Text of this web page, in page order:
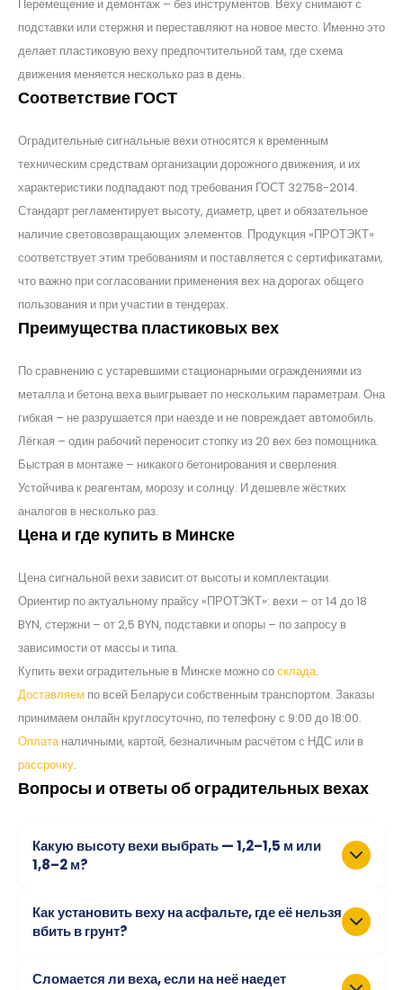
Перемещение и демонтаж – без инструментов. Веху снимают с
подставки или стержня и переставляют на новое место. Именно это
делает пластиковую веху предпочтительной там, где схема
движения меняется несколько раз в день.
Соответствие ГОСТ
Оградительные сигнальные вехи относятся к временным
техническим средствам организации дорожного движения, и их
характеристики подпадают под требования ГОСТ 32758-2014.
Стандарт регламентирует высоту, диаметр, цвет и обязательное
наличие световозвращающих элементов. Продукция «ПРОТЭКТ»
соответствует этим требованиям и поставляется с сертификатами,
что важно при согласовании применения вех на дорогах общего
пользования и при участии в тендерах.
Преимущества пластиковых вех
По сравнению с устаревшими стационарными ограждениями из
металла и бетона веха выигрывает по нескольким параметрам. Она
гибкая – не разрушается при наезде и не повреждает автомобиль.
Лёгкая – один рабочий переносит стопку из 20 вех без помощника.
Быстрая в монтаже – никакого бетонирования и сверления.
Устойчива к реагентам, морозу и солнцу. И дешевле жёстких
аналогов в несколько раз.
Цена и где купить в Минске
Цена сигнальной вехи зависит от высоты и комплектации.
Ориентир по актуальному прайсу «ПРОТЭКТ»: вехи – от 14 до 18
BYN, стержни – от 2,5 BYN, подставки и опоры – по запросу в
зависимости от массы и типа.
Купить вехи оградительные в Минске можно сосклада.
Доставляем по всей Беларуси собственным транспортом. Заказы
принимаем онлайн круглосуточно, по телефону с 9:00 до 18:00.
Оплатаналичными, картой, безналичным расчётом с НДС или в
рассрочку.
Вопросы и ответы об оградительных вехах
Какую высоту вехи выбрать — 1,2–1,5 м или
1,8–2 м?
территорий, парковок, дворов и зон с умеренной
скоростью движения. Высокие вехи 1,8–2 м нужны для
обеспечивает видимость вехи из кабины грузовика и
Как установить веху на асфальте, где её нельзя
вбить в грунт?
полимерпесчаную подставку массой от 6,5 до 41 кг, на
Сломается ли веха, если на неё наедет